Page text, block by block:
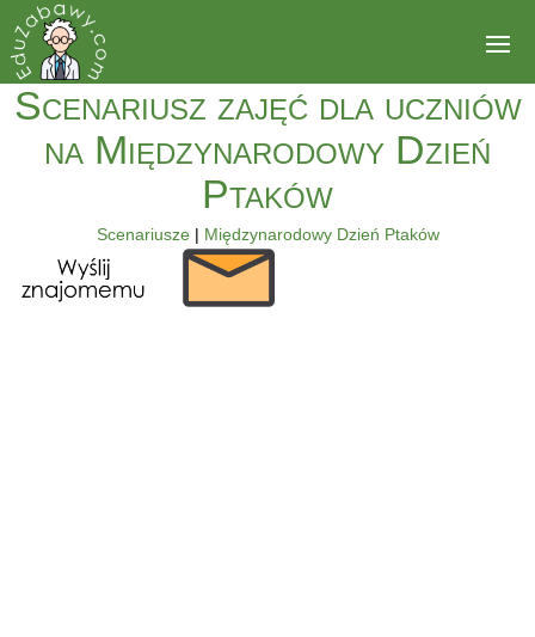
Scenariusz zajęć dla uczniów
na Międzynarodowy Dzień
Ptaków
Scenariusze| Międzynarodowy Dzień Ptaków